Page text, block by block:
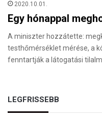
2020.10.01.
Egy hónappal
A miniszter hozzátette:
testhőmérséklet mérése, a
fenntartják a látogatási
LEGFRISSEBB